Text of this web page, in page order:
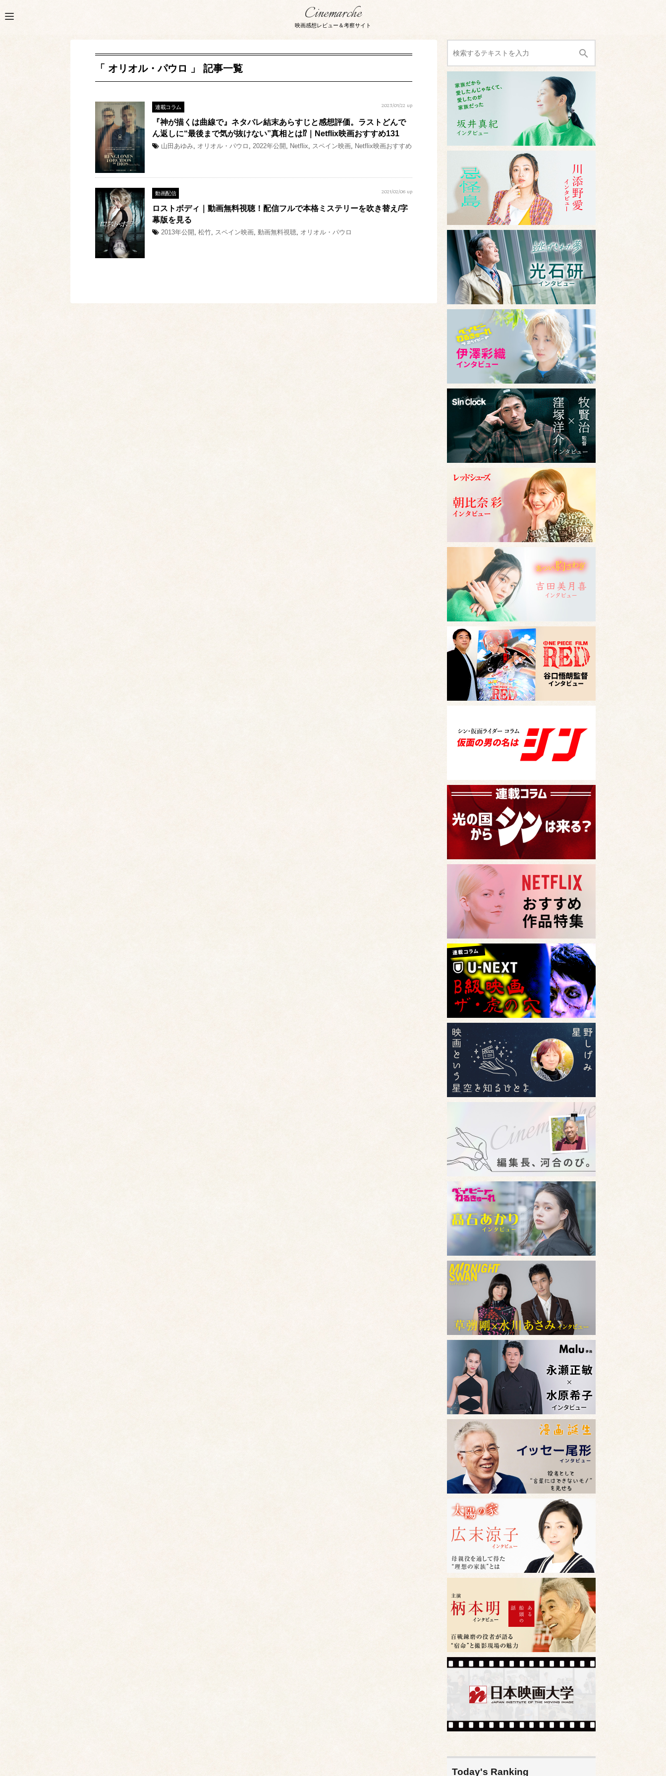
Cinemarche
映画感想レビュー＆考察サイト
「 オリオル・パウロ 」 記事一覧
連載コラム 2023/01/22 up
『神が描くは曲線で』ネタバレ結末あらすじと感想評価。ラストどんで
ん返しに“最後まで気が抜けない”真相とは⁉︎｜Netflix映画おすすめ131
山田あゆみ, オリオル・パウロ , 2022年公開 , Netflix, スペイン映画, Netflix映画おすすめ
動画配信 2021/02/06 up
ロストボディ｜動画無料視聴！配信フルで本格ミステリーを吹き替え/字
幕版を見る
2013年公開 , 松竹, スペイン映画, 動画無料視聴, オリオル・パウロ
Today's Ranking